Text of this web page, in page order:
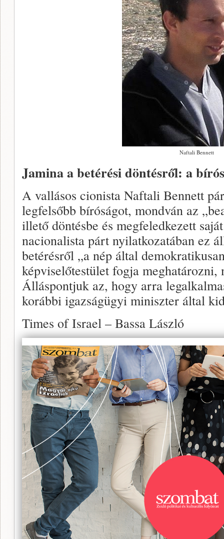
Naftali Bennett
Jamina a betérési döntésről: a
A vallásos cionista Naftali Bennett
legfelsőbb bíróságot, mondván az
illető döntésbe és megfeledkezett
nacionalista párt nyilatkozatában ez
betérésről „a nép által
képviselőtestület fogja meghatározni,
Álláspontjuk az, hogy arra
korábbi igazságügyi miniszter által
Times of Israel – Bassa László